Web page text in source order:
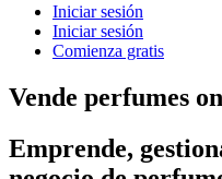
Iniciar sesión
Iniciar sesión
Comienza gratis
Vende perfumes
Emprende,